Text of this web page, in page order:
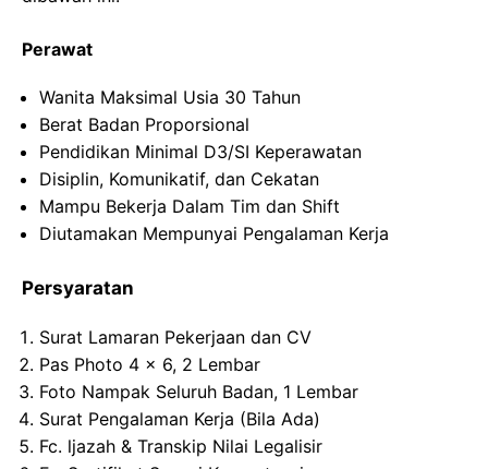
Perawat
Wanita Maksimal Usia 30 Tahun
Berat Badan Proporsional
Pendidikan Minimal D3/SI Keperawatan
Disiplin, Komunikatif, dan Cekatan
Mampu Bekerja Dalam Tim dan Shift
Diutamakan Mempunyai Pengalaman Kerja
Persyaratan
Surat Lamaran Pekerjaan dan CV
Pas Photo 4 x 6, 2 Lembar
Foto Nampak Seluruh Badan, 1 Lembar
Surat Pengalaman Kerja (Bila Ada)
Fc. ljazah & Transkip Nilai Legalisir